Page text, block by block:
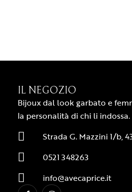
IL NEGOZIO
Bijoux dal look garbato e
la personalità di chi li indossa.
Strada G. Mazzini 1/b,
0521 348263
info@avecaprice.it